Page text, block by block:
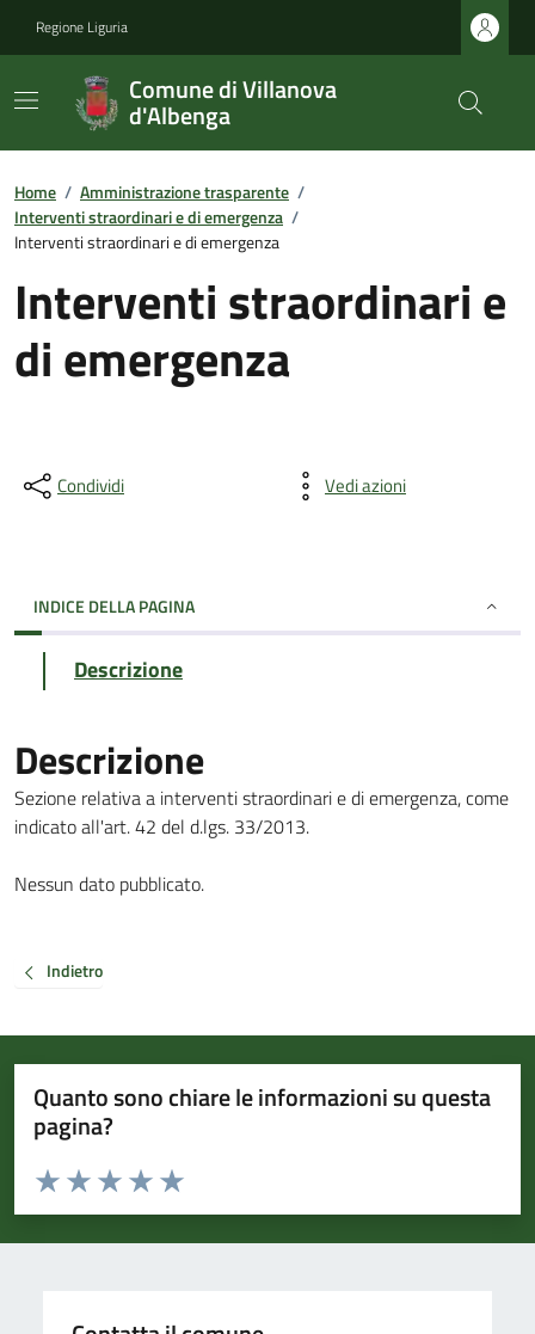
Regione Liguria
Comune di Villanova
d'Albenga
Home / Amministrazione trasparente /
Interventi straordinari e di emergenza /
Interventi straordinari e di emergenza
Interventi straordinari e
di emergenza
Condividi Vedi azioni
INDICE DELLA PAGINA
Descrizione
Descrizione
Sezione relativa a interventi straordinari e di emergenza, come
indicato all'art. 42 del d.lgs. 33/2013.
Nessun dato pubblicato.
Indietro
Quanto sono chiare le informazioni su questa
pagina?
Valuta da 1 a 5 stelle la pagina
Valuta 5 stelle su 5
Valuta 4 stelle su 5
Valuta 3 stelle su 5
Valuta 2 stelle su 5
Valuta 1 stelle su 5